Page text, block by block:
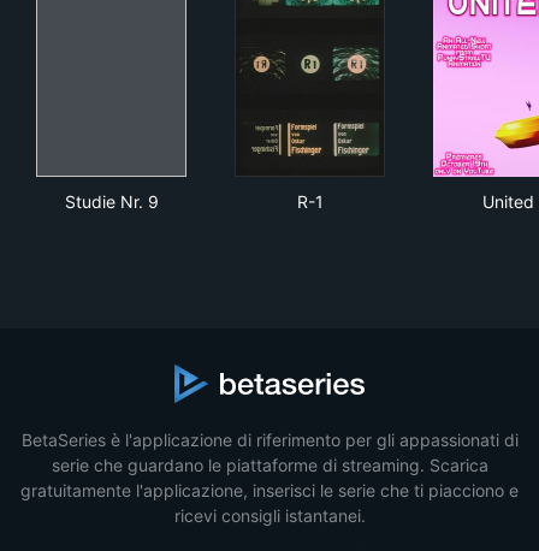
Studie Nr. 9 R-1 United
BetaSeries è l'applicazione di riferimento per gli appassionati di
serie che guardano le piattaforme di streaming. Scarica
gratuitamente l'applicazione, inserisci le serie che ti piacciono e
ricevi consigli istantanei.